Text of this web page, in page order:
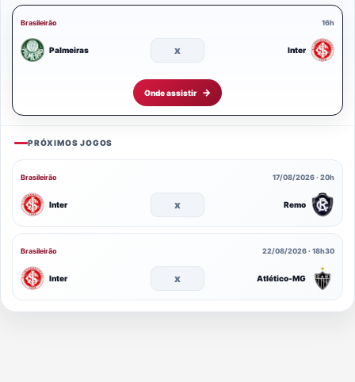
Brasileirão 16h
Palmeiras x Inter
Onde assistir
PRÓXIMOS JOGOS
Brasileirão 17/08/2026 · 20h
Inter x Remo
Brasileirão 22/08/2026 · 18h30
Inter x Atlético-MG